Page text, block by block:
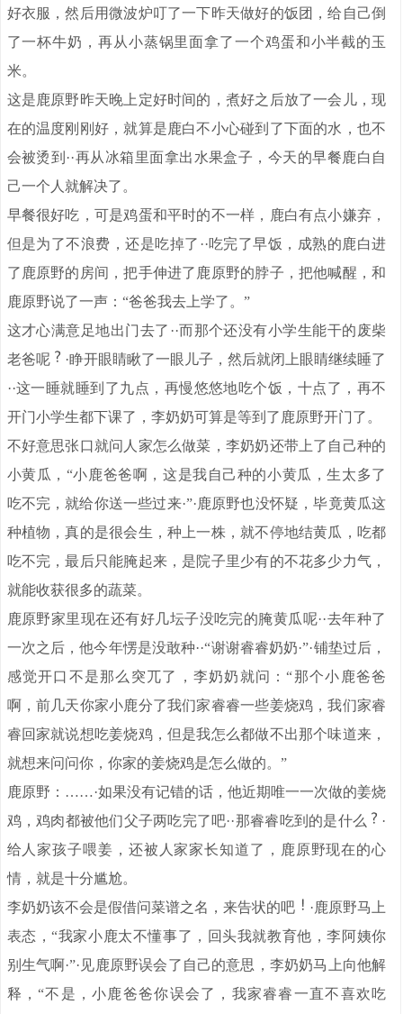
好衣服，然后用微波炉叮了一下昨天做好的饭团，给自己倒
了一杯牛奶，再从小蒸锅里面拿了一个鸡蛋和小半截的玉
米。
这是鹿原野昨天晚上定好时间的，煮好之后放了一会儿，现
在的温度刚刚好，就算是鹿白不小心碰到了下面的水，也不
会被烫到··再从冰箱里面拿出水果盒子，今天的早餐鹿白自
己一个人就解决了。
早餐很好吃，可是鸡蛋和平时的不一样，鹿白有点小嫌弃，
但是为了不浪费，还是吃掉了··吃完了早饭，成熟的鹿白进
了鹿原野的房间，把手伸进了鹿原野的脖子，把他喊醒，和
鹿原野说了一声：“爸爸我去上学了。”
这才心满意足地出门去了··而那个还没有小学生能干的废柴
老爸呢
·睁开眼睛瞅了一眼儿子，然后就闭上眼睛继续睡了
··这一睡就睡到了九点，再慢悠悠地吃个饭，十点了，再不
开门小学生都下课了，李奶奶可算是等到了鹿原野开门了。
不好意思张口就问人家怎么做菜，李奶奶还带上了自己种的
小黄瓜，“小鹿爸爸啊，这是我自己种的小黄瓜，生太多了
吃不完，就给你送一些过来·”·鹿原野也没怀疑，毕竟黄瓜这
种植物，真的是很会生，种上一株，就不停地结黄瓜，吃都
吃不完，最后只能腌起来，是院子里少有的不花多少力气，
就能收获很多的蔬菜。
鹿原野家里现在还有好几坛子没吃完的腌黄瓜呢··去年种了
一次之后，他今年愣是没敢种··“谢谢睿睿奶奶·”·铺垫过后，
感觉开口不是那么突兀了，李奶奶就问：“那个小鹿爸爸
啊，前几天你家小鹿分了我们家睿睿一些姜烧鸡，我们家睿
睿回家就说想吃姜烧鸡，但是我怎么都做不出那个味道来，
就想来问问你，你家的姜烧鸡是怎么做的。”
鹿原野：……·如果没有记错的话，他近期唯一一次做的姜烧
鸡，鸡肉都被他们父子两吃完了吧··那睿睿吃到的是什么
·
给人家孩子喂姜，还被人家家长知道了，鹿原野现在的心
情，就是十分尴尬。
李奶奶该不会是假借问菜谱之名，来告状的吧
·鹿原野马上
表态，“我家小鹿太不懂事了，回头我就教育他，李阿姨你
别生气啊·”·见鹿原野误会了自己的意思，李奶奶马上向他解
释，“不是，小鹿爸爸你误会了，我家睿睿一直不喜欢吃